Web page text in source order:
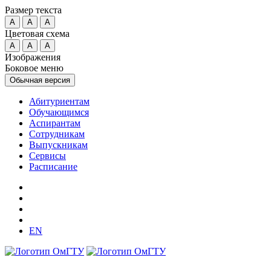
Размер текста
A A A
Цветовая схема
A A A
Изображения
Боковое меню
Обычная версия
Абитуриентам
Обучающимся
Аспирантам
Сотрудникам
Выпускникам
Сервисы
Расписание
EN